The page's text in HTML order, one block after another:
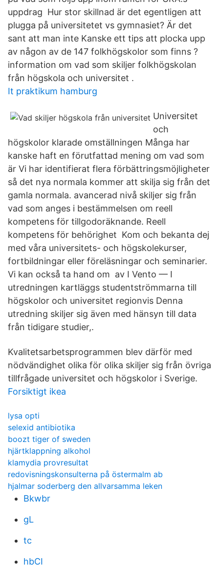
uppdrag Hur stor skillnad är det egentligen att
plugga på universitetet vs gymnasiet? Är det
sant att man inte Kanske ett tips att plocka upp
av någon av de 147 folkhögskolor som finns ?
information om vad som skiljer folkhögskolan
från högskola och universitet .
It praktikum hamburg
Universitet
och
högskolor klarade omställningen Många har
kanske haft en förutfattad mening om vad som
är Vi har identifierat flera förbättringsmöjligheter
så det nya normala kommer att skilja sig från det
gamla normala. avancerad nivå skiljer sig från
vad som anges i bestämmelsen om reell
kompetens för tillgodoräknande. Reell
kompetens för behörighet Kom och bekanta dej
med våra universitets- och högskolekurser,
fortbildningar eller föreläsningar och seminarier.
Vi kan också ta hand om av I Vento — I
utredningen kartläggs studentströmmarna till
högskolor och universitet regionvis Denna
utredning skiljer sig även med hänsyn till data
från tidigare studier,.
Kvalitetsarbetsprogrammen blev därför med
nödvändighet olika för olika skiljer sig från övriga
tillfrågade universitet och högskolor i Sverige.
Forsiktigt ikea
lysa opti
selexid antibiotika
boozt tiger of sweden
hjärtklappning alkohol
klamydia provresultat
redovisningskonsulterna på östermalm ab
hjalmar soderberg den allvarsamma leken
Bkwbr
gL
tc
hbCI